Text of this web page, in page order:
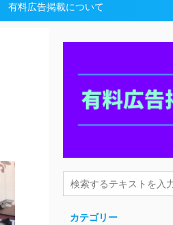
有料広告掲載について
カテゴリー